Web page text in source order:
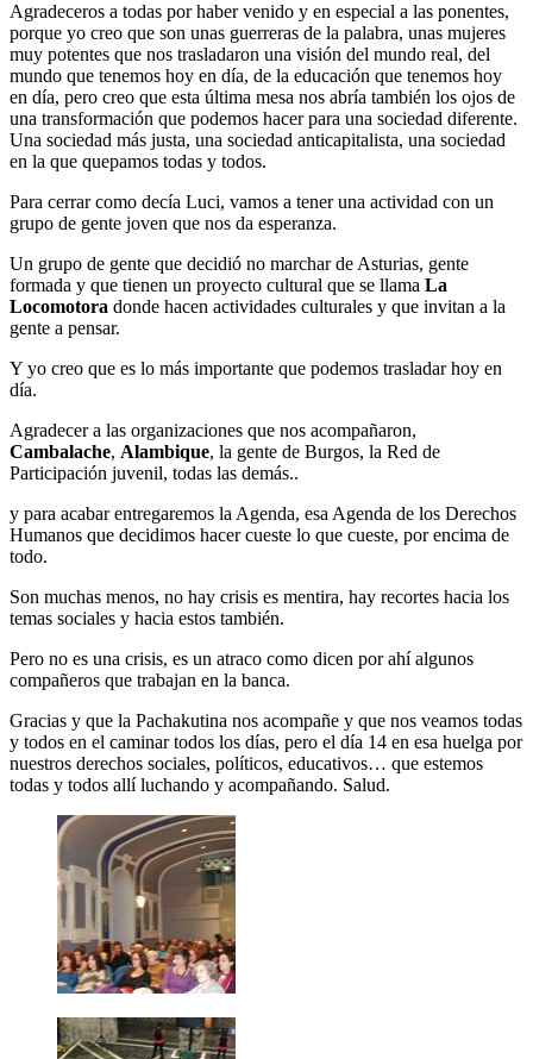
Agradeceros a todas por haber venido y en especial a las ponentes,
porque yo creo que son unas guerreras de la palabra, unas mujeres
muy potentes que nos trasladaron una visión del mundo real, del
mundo que tenemos hoy en día, de la educación que tenemos hoy
en día, pero creo que esta última mesa nos abría también los ojos de
una transformación que podemos hacer para una sociedad diferente.
Una sociedad más justa, una sociedad anticapitalista, una sociedad
en la que quepamos todas y todos.
Para cerrar como decía Luci, vamos a tener una actividad con un
grupo de gente joven que nos da esperanza.
Un grupo de gente que decidió no marchar de Asturias, gente
formada y que tienen un proyecto cultural que se llama La
Locomotora donde hacen actividades culturales y que invitan a la
gente a pensar.
Y yo creo que es lo más importante que podemos trasladar hoy en
día.
Agradecer a las organizaciones que nos acompañaron,
Cambalache, Alambique, la gente de Burgos, la Red de
Participación juvenil, todas las demás..
y para acabar entregaremos la Agenda, esa Agenda de los Derechos
Humanos que decidimos hacer cueste lo que cueste, por encima de
todo.
Son muchas menos, no hay crisis es mentira, hay recortes hacia los
temas sociales y hacia estos también.
Pero no es una crisis, es un atraco como dicen por ahí algunos
compañeros que trabajan en la banca.
Gracias y que la Pachakutina nos acompañe y que nos veamos todas
y todos en el caminar todos los días, pero el día 14 en esa huelga por
nuestros derechos sociales, políticos, educativos… que estemos
todas y todos allí luchando y acompañando. Salud.